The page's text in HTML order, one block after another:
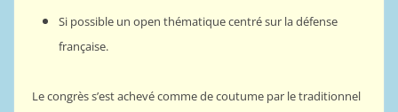
Si possible un open thématique centré sur la défense
française.
Le congrès s’est achevé comme de coutume par le traditionnel